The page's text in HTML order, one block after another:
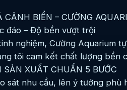
CẢNH BIỂN – CƯỜNG
đáo – Độ bền vượt trội
nghiệm, Cường Aquarium
tôi cam kết chất lượng bền
SẢN XUẤT CHUẨN 5 BƯỚC
sát nhu cầu, lên ý tưởng phù